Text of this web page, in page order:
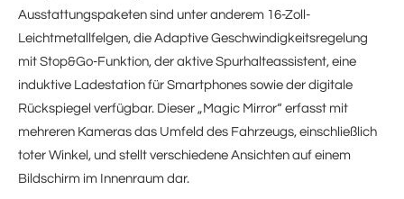
Ausstattungspaketen sind unter anderem 16-Zoll-
Leichtmetallfelgen, die Adaptive Geschwindigkeitsregelung
mit Stop&Go-Funktion, der aktive Spurhalteassistent, eine
induktive Ladestation für Smartphones sowie der digitale
Rückspiegel verfügbar. Dieser „Magic Mirror“ erfasst mit
mehreren Kameras das Umfeld des Fahrzeugs, einschließlich
toter Winkel, und stellt verschiedene Ansichten auf einem
Bildschirm im Innenraum dar.